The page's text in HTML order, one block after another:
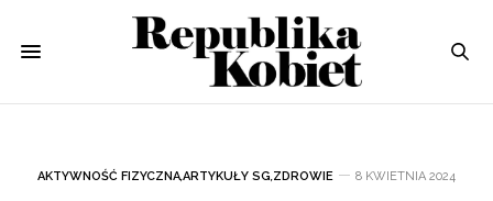
AKTYWNOŚĆ FIZYCZNA,ARTYKUŁY SG,ZDROWIE 8 KWIETNIA 2024